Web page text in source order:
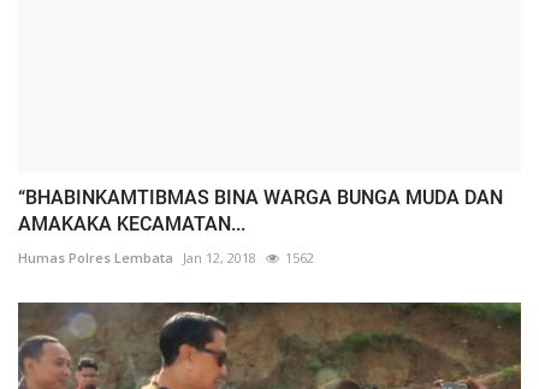
“BHABINKAMTIBMAS BINA WARGA BUNGA MUDA DAN
AMAKAKA KECAMATAN...
Humas Polres Lembata Jan 12, 2018 1562